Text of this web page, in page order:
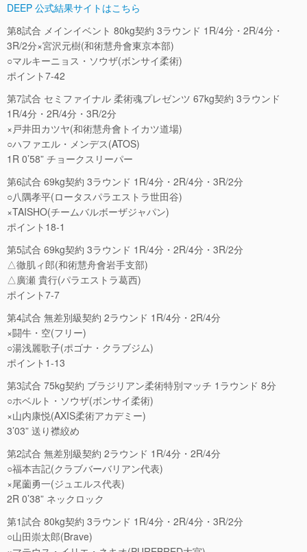
DEEP 公式結果サイトはこちら
第8試合 メインイベント 80kg契約 3ラウンド 1R/4分・2R/4分・
3R/2分×宮沢元樹(和術慧舟會東京本部)
○マルキーニョス・ソウザ(ボンサイ柔術)
ポイント7-42
第7試合 セミファイナル 柔術魂プレゼンツ 67kg契約 3ラウンド
1R/4分・2R/4分・3R/2分
×戸井田カツヤ(和術慧舟會トイカツ道場)
○ハファエル・メンデス(ATOS)
1R 0’58” チョークスリーパー
第6試合 69kg契約 3ラウンド 1R/4分・2R/4分・3R/2分
○八隅孝平(ロータスパラエストラ世田谷)
×TAISHO(チームバルボーザジャパン)
ポイント18-1
第5試合 69kg契約 3ラウンド 1R/4分・2R/4分・3R/2分
△徹肌ィ郎(和術慧舟會岩手支部)
△廣瀬 貴行(パラエストラ葛西)
ポイント7-7
第4試合 無差別級契約 2ラウンド 1R/4分・2R/4分
×闘牛・空(フリー)
○湯浅麗歌子(ポゴナ・クラブジム)
ポイント1-13
第3試合 75kg契約 ブラジリアン柔術特別マッチ 1ラウンド 8分
○ホベルト・ソウザ(ボンサイ柔術)
×山内康悦(AXIS柔術アカデミー)
3’03” 送り襟絞め
第2試合 無差別級契約 2ラウンド 1R/4分・2R/4分
○福本吉記(クラブバーバリアン代表)
×尾薗勇一(ジュエルス代表)
2R 0’38” ネックロック
第1試合 80kg契約 3ラウンド 1R/4分・2R/4分・3R/2分
○山田崇太郎(Brave)